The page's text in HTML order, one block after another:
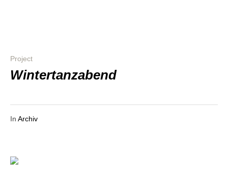
Project
Win­ter­tanz­abend
In Archiv